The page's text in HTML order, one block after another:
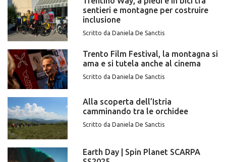
sentieri e montagne per costruire
inclusione
Scritto da Daniela De Sanctis
Trento Film Festival, la montagna si
ama e si tutela anche al cinema
Scritto da Daniela De Sanctis
Alla scoperta dell’Istria
camminando tra le orchidee
Scritto da Daniela De Sanctis
Earth Day | Spin Planet SCARPA